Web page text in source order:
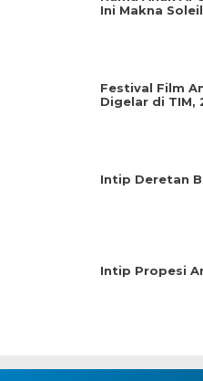
Ini Makna
Festival Film
Digelar di TIM,
Intip Deretan
Intip Propesi